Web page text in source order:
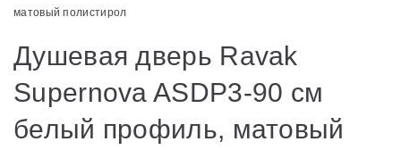
Унитазы и биде
матовый полистирол
Душевая дверь Ravak
Supernova ASDP3-90 см
белый профиль, матовый